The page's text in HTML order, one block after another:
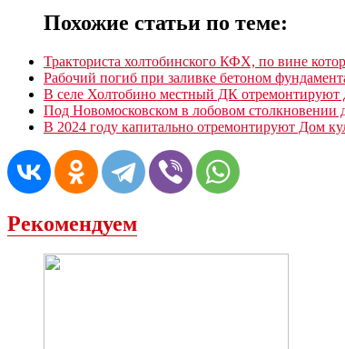
Похожие статьи по теме:
Тракториста холтобинского КФХ, по вине
Рабочий погиб при заливке бетоном
В селе Холтобино местный ДК отремонтируют
Под Новомосковском в лобовом столкновении
В 2024 году капитально отремонтируют Дом
Рекомендуем